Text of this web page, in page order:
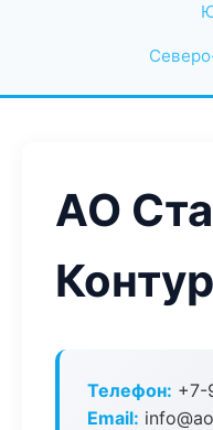
АО
Контур
Телефон: +7-
Email: